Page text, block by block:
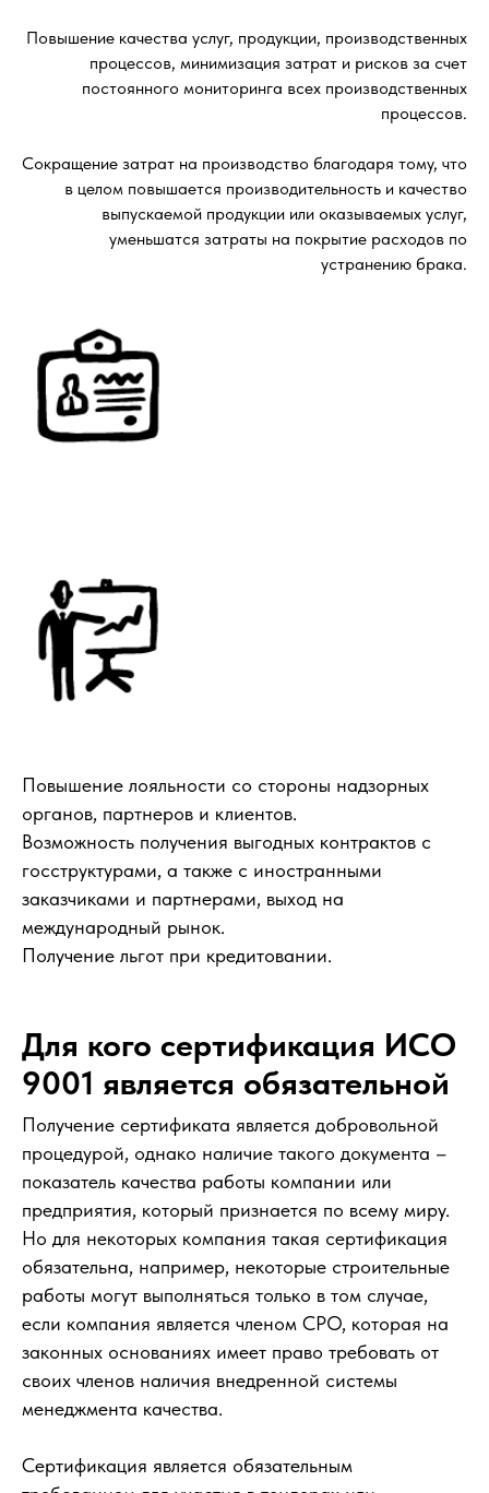
Повышение качества услуг, продукции, производственных
процессов, минимизация затрат и рисков за счет
постоянного мониторинга всех производственных
процессов.
Сокращение затрат на производство благодаря тому, что
в целом повышается производительность и качество
выпускаемой продукции или оказываемых услуг,
уменьшатся затраты на покрытие расходов по
устранению брака.
Повышение лояльности со стороны надзорных
органов, партнеров и клиентов.
Возможность получения выгодных контрактов с
госструктурами, а также с иностранными
заказчиками и партнерами, выход на
международный рынок.
Получение льгот при кредитовании.
Для кого сертификация ИСО
9001 является обязательной
Получение сертификата является добровольной
процедурой, однако наличие такого документа –
показатель качества работы компании или
предприятия, который признается по всему миру.
Но для некоторых компания такая сертификация
обязательна, например, некоторые строительные
работы могут выполняться только в том случае,
если компания является членом СРО, которая на
законных основаниях имеет право требовать от
своих членов наличия внедренной системы
менеджмента качества.
Сертификация является обязательным